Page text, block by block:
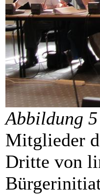
Abbildung 5
Mitglieder
Dritte von